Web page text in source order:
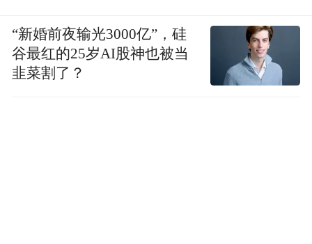
“新婚前夜输光3000亿”，硅
谷最红的25岁AI股神也被当
韭菜割了？